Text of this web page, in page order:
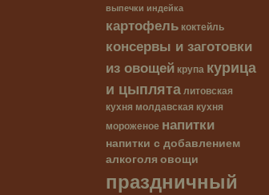
выпечки индейка
картофель коктейль
консервы и заготовки
из овощей крупа курица
и цыпляталитовская
кухня молдавская кухня
мороженое напитки
напитки с добавлением
алкоголя овощи
праздничный